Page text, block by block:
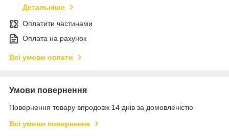
Детальніше
Оплатити частинами
Оплата на рахунок
Всі умови оплати
Умови повернення
Повернення товару впродовж 14 днів за домовленістю
Всі умови повернення